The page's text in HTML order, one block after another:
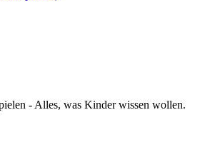
- Alles, was Kinder wissen wollen.